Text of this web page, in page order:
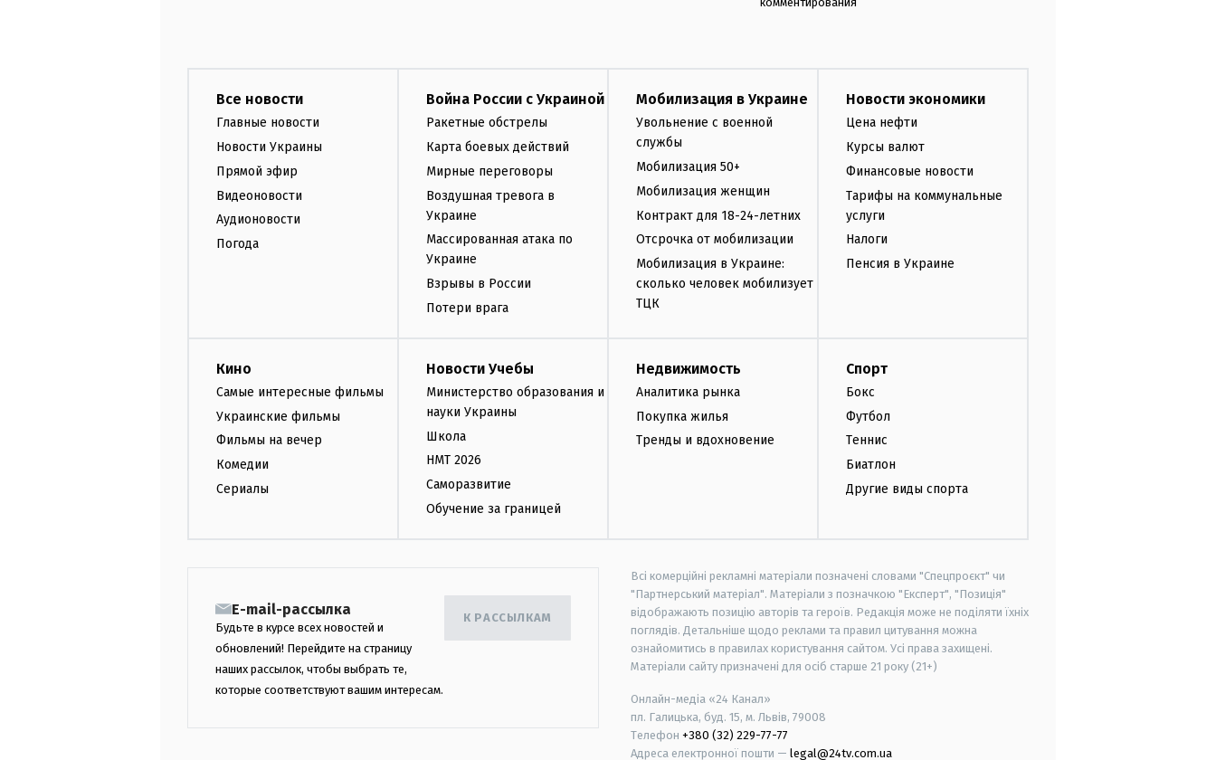
Все новости
Главные новости
Новости Украины
Прямой эфир
Видеоновости
Аудионовости
Погода
Война России с Украиной
Ракетные обстрелы
Карта боевых действий
Мирные переговоры
Воздушная тревога в
Украине
Массированная атака по
Украине
Взрывы в России
Потери врага
Мобилизация в Украине
Увольнение с военной
службы
Мобилизация 50+
Мобилизация женщин
Контракт для 18-24-летних
Отсрочка от мобилизации
Мобилизация в Украине:
сколько человек мобилизует
ТЦК
Новости экономики
Цена нефти
Курсы валют
Финансовые новости
Тарифы на коммунальные
услуги
Налоги
Пенсия в Украине
Кино
Самые интересные фильмы
Украинские фильмы
Фильмы на вечер
Комедии
Сериалы
Новости Учебы
Министерство образования и
науки Украины
Школа
НМТ 2026
Саморазвитие
Обучение за границей
Недвижимость
Аналитика рынка
Покупка жилья
Тренды и вдохновение
Спорт
Бокс
Футбол
Теннис
Биатлон
Другие виды спорта
E-mail-рассылка
Будьте в курсе всех новостей и
обновлений! Перейдите на страницу
наших рассылок, чтобы выбрать те,
которые соответствуют вашим интересам.
К РАССЫЛКАМ
Всі комерційні рекламні матеріали позначені словами "Спецпроєкт" чи
"Партнерський матеріал". Матеріали з позначкою "Експерт", "Позиція"
відображають позицію авторів та героїв. Редакція може не поділяти їхніх
поглядів. Детальніше щодо реклами та правил цитування можна
ознайомитись в правилах користування сайтом. Усі права захищені.
Матеріали сайту призначені для осіб старше 21 року (21+)
Онлайн-медіа «24 Канал»
пл. Галицька, буд. 15, м. Львів, 79008
Телефон +380 (32) 229-77-77
Адреса електронної пошти — legal@24tv.com.ua